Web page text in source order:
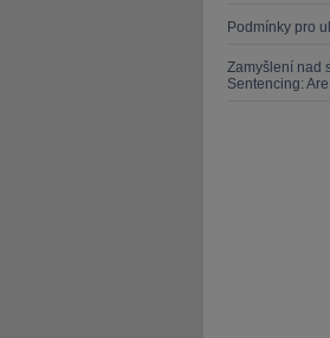
Podmínky pro
Zamyšlení nad
Sentencing: